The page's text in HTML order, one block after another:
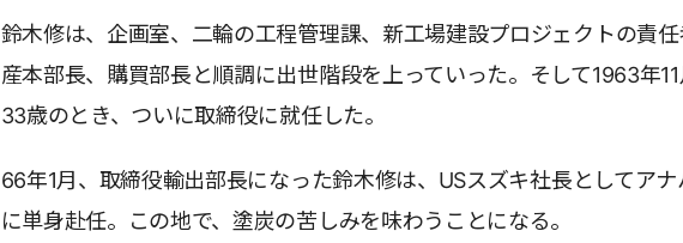
鈴木修は、企画室、二輪の工程管理課、新工場建設プロジェクトの責
産本部長、購買部長と順調に出世階段を上っていった。そして1963年11
33歳のとき、ついに取締役に就任した。
66年1月、取締役輸出部長になった鈴木修は、USスズキ社長としてアナ
に単身赴任。この地で、塗炭の苦しみを味わうことになる。